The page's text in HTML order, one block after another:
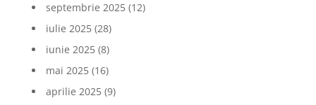
septembrie 2025(12)
iulie 2025(28)
iunie 2025(8)
mai 2025(16)
aprilie 2025(9)